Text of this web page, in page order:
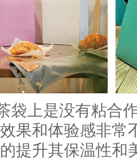
上是没有粘合
果和体验感非常
提升其保温性和